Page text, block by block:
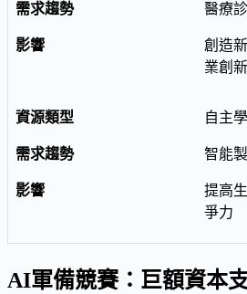
醫療
創造
業創新
自主
智能
提高
爭力
AI軍備競賽：巨額資本